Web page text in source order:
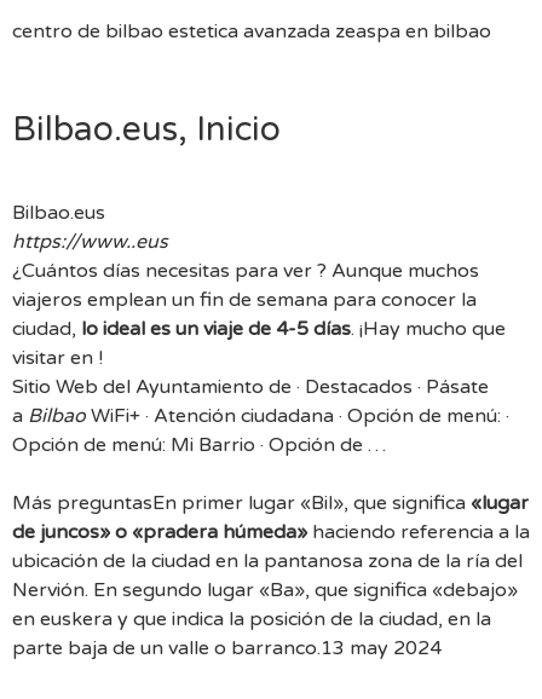
centro de bilbao estetica avanzada zeaspa en bilbao
Bilbao.eus, Inicio
Bilbao.eus
https://www..eus
¿Cuántos días necesitas para ver ? Aunque muchos
viajeros emplean un fin de semana para conocer la
ciudad, lo ideal es un viaje de 4-5 días. ¡Hay mucho que
visitar en !
Sitio Web del Ayuntamiento de · Destacados · Pásate
a Bilbao WiFi+ · Atención ciudadana · Opción de menú: ·
Opción de menú: Mi Barrio · Opción de …
Más preguntasEn primer lugar «Bil», que significa «lugar
de juncos» o «pradera húmeda» haciendo referencia a la
ubicación de la ciudad en la pantanosa zona de la ría del
Nervión. En segundo lugar «Ba», que significa «debajo»
en euskera y que indica la posición de la ciudad, en la
parte baja de un valle o barranco.13 may 2024